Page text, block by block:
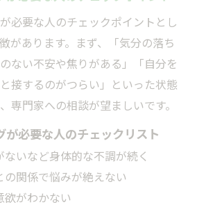
必要な人のチェックポイントとし
があります。まず、「気分の落ち
ない不安や焦りがある」「自分を
接するのがつらい」といった状態
専門家への相談が望ましいです。
が必要な人のチェックリスト
いなど身体的な不調が続く
関係で悩みが絶えない
がわかない